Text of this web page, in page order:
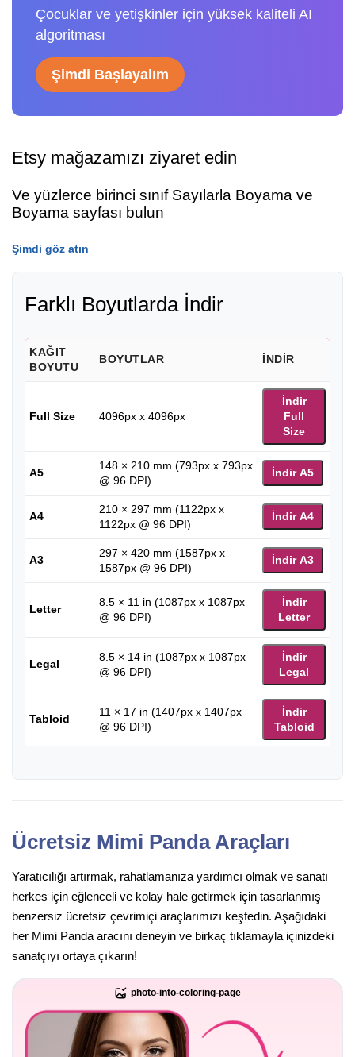
Çocuklar ve yetişkinler için yüksek kaliteli AI
algoritması
Şimdi Başlayalım
Etsy mağazamızı ziyaret edin
Ve yüzlerce birinci sınıf Sayılarla Boyama ve
Boyama sayfası bulun
Şimdi göz atın
Farklı Boyutlarda İndir
KAĞIT
BOYUTU
BOYUTLAR İNDIR
Full Size 4096px x 4096px
İndir
Full
Size
A5
148 × 210 mm (793px x 793px
@ 96 DPI)
İndir A5
A4
210 × 297 mm (1122px x
1122px @ 96 DPI)
İndir A4
A3
297 × 420 mm (1587px x
1587px @ 96 DPI)
İndir A3
Letter
8.5 × 11 in (1087px x 1087px
@ 96 DPI)
İndir
Letter
Legal
8.5 × 14 in (1087px x 1087px
@ 96 DPI)
İndir
Legal
Tabloid
11 × 17 in (1407px x 1407px
@ 96 DPI)
İndir
Tabloid
Ücretsiz Mimi Panda Araçları
Yaratıcılığı artırmak, rahatlamanıza yardımcı olmak ve sanatı
herkes için eğlenceli ve kolay hale getirmek için tasarlanmış
benzersiz ücretsiz çevrimiçi araçlarımızı keşfedin. Aşağıdaki
her Mimi Panda aracını deneyin ve birkaç tıklamayla içinizdeki
sanatçıyı ortaya çıkarın!
photo-into-coloring-page